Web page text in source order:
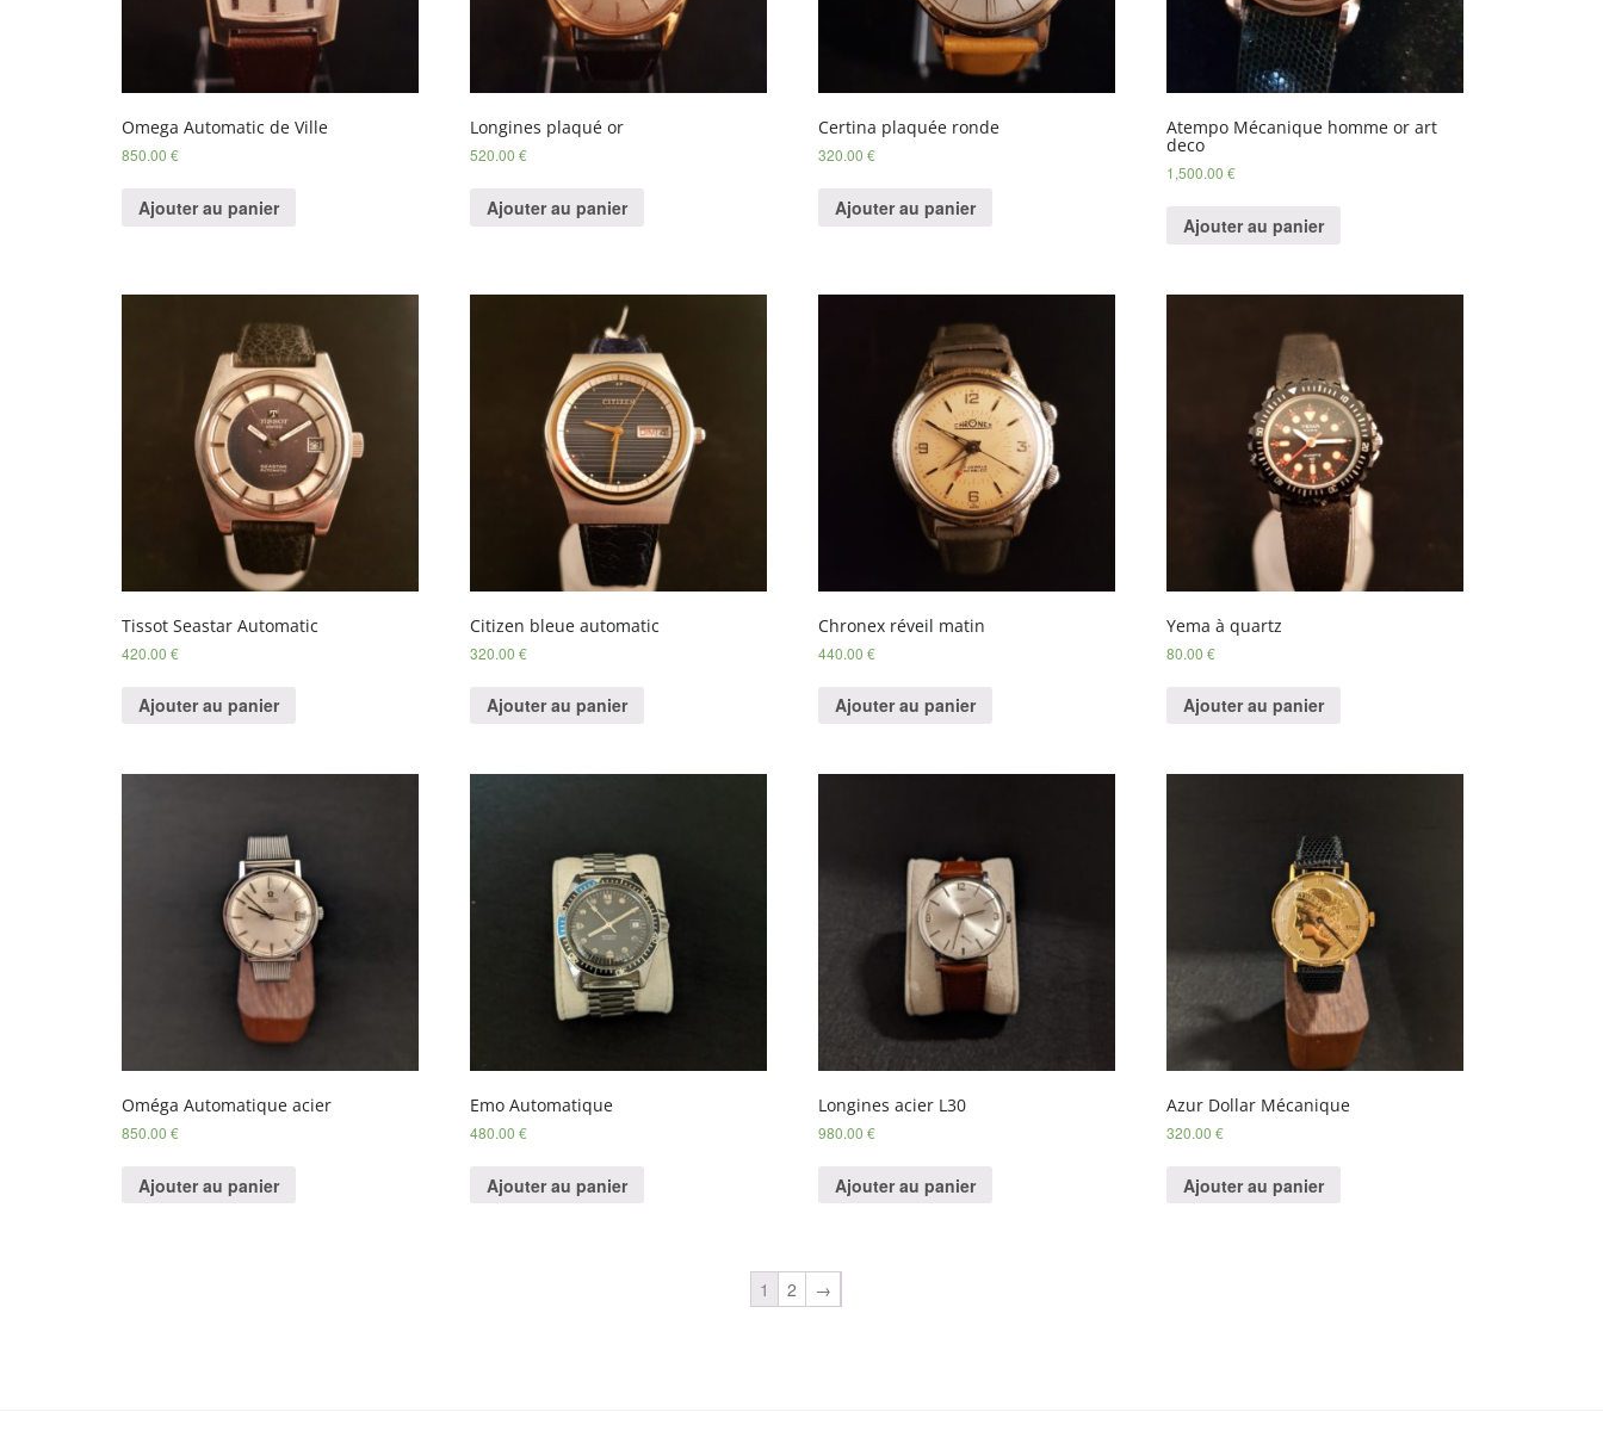
Omega Automatic de Ville
850.00 €
Ajouter au panier
Longines plaqué or
520.00€
Ajouter au panier
Certina plaquée ronde
320.00€
Ajouter au panier
Atempo Mécanique homme or art
deco
1,500.00€
Ajouter au panier
Tissot Seastar Automatic
420.00 €
Ajouter au panier
Citizen bleue automatic
320.00€
Ajouter au panier
Chronex réveil matin
440.00€
Ajouter au panier
Yema à quartz
80.00€
Ajouter au panier
Oméga Automatique acier
850.00 €
Ajouter au panier
Emo Automatique
480.00€
Ajouter au panier
Longines acier L30
980.00€
Ajouter au panier
Azur Dollar Mécanique
320.00€
Ajouter au panier
1 2 →